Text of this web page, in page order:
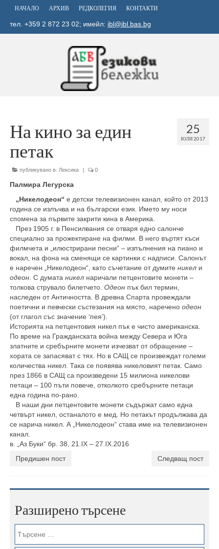
НАЧАЛО АРХИВ РЕДКОЛЕГИЯ КОНТАКТИ
тел. +359 2 872 23 02; имейл: ibl@ibl.bas.bg
25
ЮЛИ 2017
На кино за един
петак
публикувано в: Лексика | 0
Палмира Легурска
„Никелодеон“ е детски телевизионен канал, който от 2013
година се излъчва и на български език. Името му носи
спомена за първите закрити кина в Америка.
През 1905 г. в Пенсилвания се отваря едно салонче
специално за прожектиране на филми. В него въртят къси
филмчета и „илюстрирани песни“ – изпълнения на пиано и
вокал, на фона на сменящи се картинки с надписи. Салонът
е наречен „Никелодеон“, като съчетание от думите никел и
одеон . С думата никел наричали петцентовите монети –
толкова струвало билетчето. Одеон пък бил термин,
наследен от Античността. В древна Спарта провеждали
поетични и певчески състезания на място, наречено одеон
(от глагол със значение ‘пея’).
Историята на петцентовия никел пък е чисто американска.
По време на Гражданската война между Севера и Юга
златните и сребърните монети изчезват от обращение –
хората се запасяват с тях. Но в САЩ се произвеждат големи
количества никел. Така се появява никеловият петак. Само
през 1866 в САЩ са произведени 15 милиона никелови
петаци – 100 пъти повече, отколкото сребърните петаци
една година по-рано.
В наши дни петцентовите монети съдържат само една
четвърт никел, останалото е мед. Но петакът продължава да
се нарича никел. А „Никелодеон“ става име на телевизионен
канал.
в. „Аз Буки“ бр. 38, 21.IX – 27.IX.2016
Предишен пост
Следващ пост
Разширено търсене